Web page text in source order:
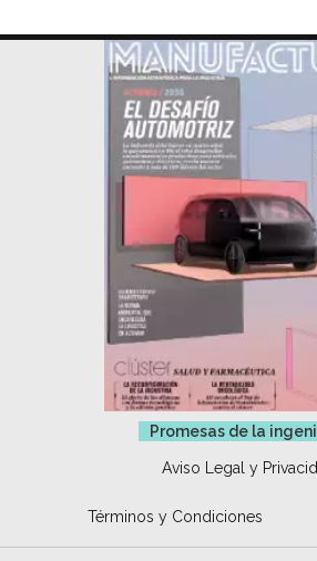
Promesas de la
Aviso Legal y
Términos y Condiciones